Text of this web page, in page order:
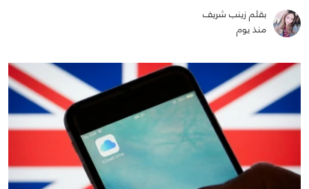
بقلم زينب شريف
منذ يوم